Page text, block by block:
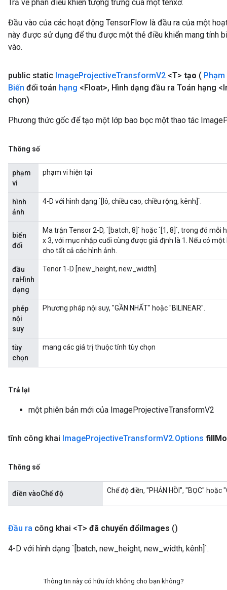
Trả về phần điều khiển tượng trưng của một tenxơ.
Đầu vào của các hoạt động TensorFlow là đầu ra của một
này được sử dụng để thu được một thẻ điều khiển mang tính
vào.
public static ImageProjectiveTransformV2 <T> tạo (
Biến đổi toán hạng <Float>, Hình dạng đầu ra Toán hạng
chọn)
Phương thức gốc để tạo một lớp bao bọc một thao tác
Thông số
phạm
vi
phạm vi hiện tại
hình
ảnh
4-D với hình dạng `[lô, chiều cao, chiều rộng, kênh]`.
biến
đổi
Ma trận Tensor 2-D, `[batch, 8]` hoặc `[1, 8]`, trong đó
x 3, với mục nhập cuối cùng được giả định là 1. Nếu có
cho tất cả các hình ảnh.
đầu
raHình
dạng
Tenor 1-D [new_height, new_width].
phép
nội
suy
Phương pháp nội suy, "GẦN NHẤT" hoặc "BILINEAR".
tùy
chọn
mang các giá trị thuộc tính tùy chọn
Trả lại
một phiên bản mới của ImageProjectiveTransformV2
tĩnh công khai ImageProjectiveTransformV2.Options fill
Thông số
điền vàoChế độ Chế độ điền, "PHẢN HỒI", "BỌC" hoặc
Đầu ra công khai <T> đã chuyển đổiImages ()
4-D với hình dạng `[batch, new_height, new_width, kênh]`.
Thông tin này có hữu ích không cho bạn không?